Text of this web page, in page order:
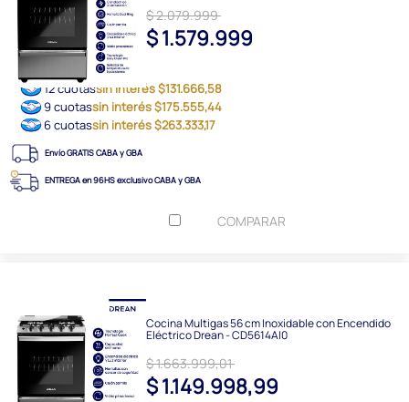
$ 2.079.999
$ 1.579.999
12 cuotassin interés $131.666,58
9 cuotassin interés $175.555,44
6 cuotassin interés $263.333,17
Envío GRATIS CABA y GBA
ENTREGA en 96HS exclusivo CABA y GBA
COMPARAR
Cocina Multigas 56 cm Inoxidable con Encendido
Eléctrico Drean - CD5614AI0
$ 1.663.999,01
$ 1.149.998,99